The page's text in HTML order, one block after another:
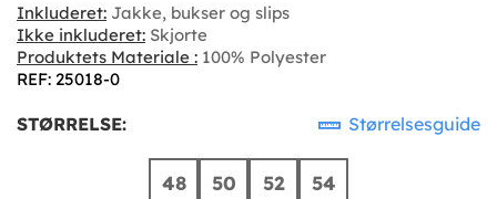
Inkluderet: Jakke, bukser og slips
Ikke inkluderet: Skjorte
Produktets Materiale : 100% Polyester
REF: 25018-0
STØRRELSE: Størrelsesguide
48 50 52 54